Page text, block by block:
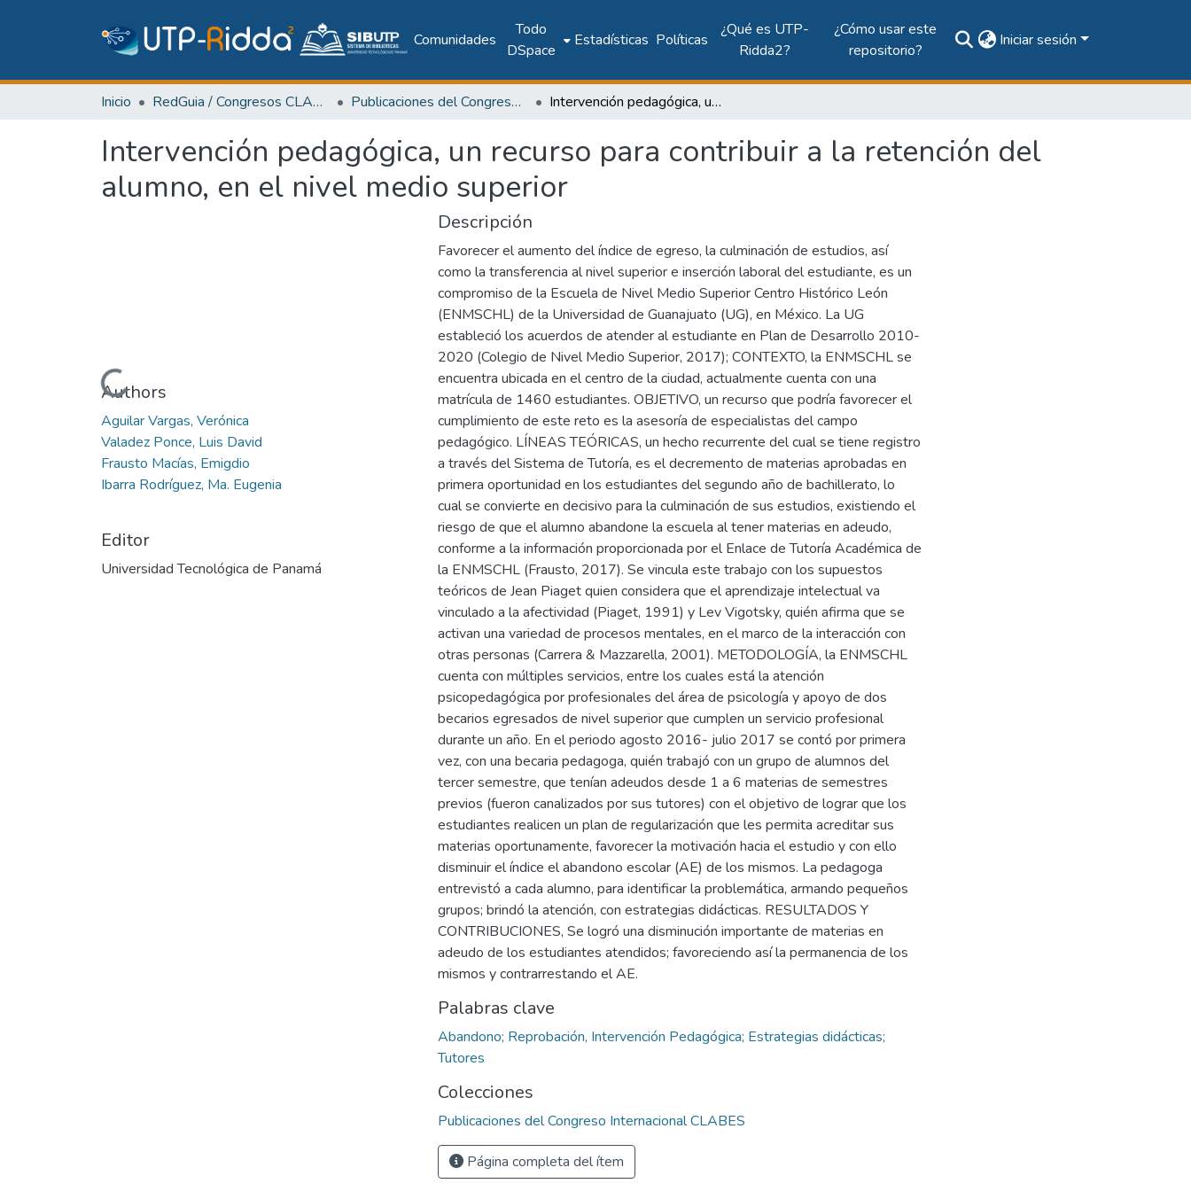
Comunidades
Todo
DSpace
Estadísticas Políticas
¿Qué es UTP-
Ridda2?
¿Cómo usar este
repositorio?
Iniciar sesión
Inicio RedGuia / Congresos CLABES Publicaciones del Congreso Internacional CLABES Intervención pedagógica, un recurso para contribuir a la retención del alumno, en el nivel medio superior
Intervención pedagógica, un recurso para contribuir a la retención del
alumno, en el nivel medio superior
Cargando...
Authors
Aguilar Vargas, Verónica
Valadez Ponce, Luis David
Frausto Macías, Emigdio
Ibarra Rodríguez, Ma. Eugenia
Editor
Universidad Tecnológica de Panamá
Descripción
Favorecer el aumento del índice de egreso, la culminación de estudios, así
como la transferencia al nivel superior e inserción laboral del estudiante, es un
compromiso de la Escuela de Nivel Medio Superior Centro Histórico León
(ENMSCHL) de la Universidad de Guanajuato (UG), en México. La UG
estableció los acuerdos de atender al estudiante en Plan de Desarrollo 2010-
2020 (Colegio de Nivel Medio Superior, 2017); CONTEXTO, la ENMSCHL se
encuentra ubicada en el centro de la ciudad, actualmente cuenta con una
matrícula de 1460 estudiantes. OBJETIVO, un recurso que podría favorecer el
cumplimiento de este reto es la asesoría de especialistas del campo
pedagógico. LÍNEAS TEÓRICAS, un hecho recurrente del cual se tiene registro
a través del Sistema de Tutoría, es el decremento de materias aprobadas en
primera oportunidad en los estudiantes del segundo año de bachillerato, lo
cual se convierte en decisivo para la culminación de sus estudios, existiendo el
riesgo de que el alumno abandone la escuela al tener materias en adeudo,
conforme a la información proporcionada por el Enlace de Tutoría Académica de
la ENMSCHL (Frausto, 2017). Se vincula este trabajo con los supuestos
teóricos de Jean Piaget quien considera que el aprendizaje intelectual va
vinculado a la afectividad (Piaget, 1991) y Lev Vigotsky, quién afirma que se
activan una variedad de procesos mentales, en el marco de la interacción con
otras personas (Carrera & Mazzarella, 2001). METODOLOGÍA, la ENMSCHL
cuenta con múltiples servicios, entre los cuales está la atención
psicopedagógica por profesionales del área de psicología y apoyo de dos
becarios egresados de nivel superior que cumplen un servicio profesional
durante un año. En el periodo agosto 2016- julio 2017 se contó por primera
vez, con una becaria pedagoga, quién trabajó con un grupo de alumnos del
tercer semestre, que tenían adeudos desde 1 a 6 materias de semestres
previos (fueron canalizados por sus tutores) con el objetivo de lograr que los
estudiantes realicen un plan de regularización que les permita acreditar sus
materias oportunamente, favorecer la motivación hacia el estudio y con ello
disminuir el índice el abandono escolar (AE) de los mismos. La pedagoga
entrevistó a cada alumno, para identificar la problemática, armando pequeños
grupos; brindó la atención, con estrategias didácticas. RESULTADOS Y
CONTRIBUCIONES, Se logró una disminución importante de materias en
adeudo de los estudiantes atendidos; favoreciendo así la permanencia de los
mismos y contrarrestando el AE.
Palabras clave
Abandono; Reprobación, Intervención Pedagógica; Estrategias didácticas;
Tutores
Colecciones
Publicaciones del Congreso Internacional CLABES
Página completa del ítem